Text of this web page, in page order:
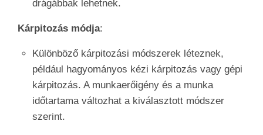
drágábbak lehetnek.
Kárpitozás módja:
Különböző kárpitozási módszerek léteznek,
például hagyományos kézi kárpitozás vagy gépi
kárpitozás. A munkaerőigény és a munka
időtartama változhat a kiválasztott módszer
szerint.